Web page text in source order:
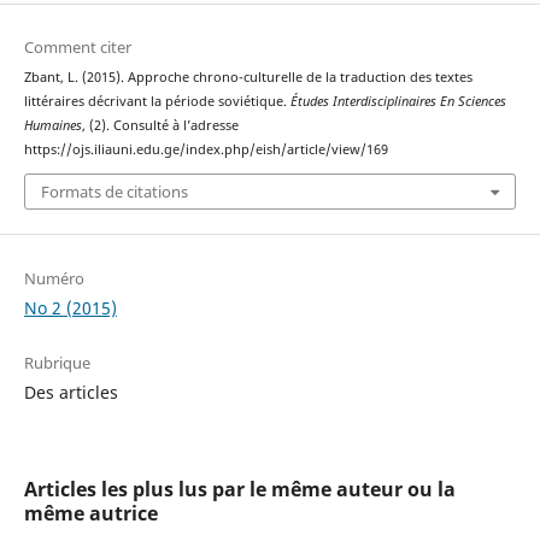
Comment citer
Zbant, L. (2015). Approche chrono-culturelle de la traduction des textes
littéraires décrivant la période soviétique. Études Interdisciplinaires En Sciences
Humaines, (2). Consulté à l’adresse
https://ojs.iliauni.edu.ge/index.php/eish/article/view/169
Formats de citations
Numéro
No 2 (2015)
Rubrique
Des articles
Articles les plus lus par le même auteur ou la
même autrice